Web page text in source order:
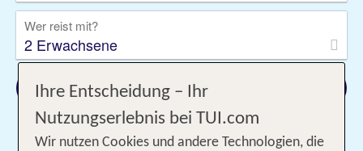
Wer reist mit?
2 Erwachsene
Suchen
Ihre Entscheidung – Ihr
Nutzungserlebnis bei TUI.com
Wir nutzen Cookies und andere Technologien, die